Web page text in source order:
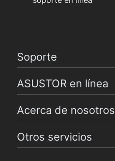
Soporte
ASUSTOR en línea
Acerca de nosotros
Otros servicios